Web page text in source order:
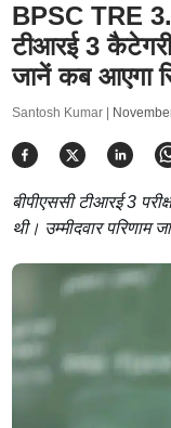
BPSC TRE
टीआरई 3
जानें कब आएगा
Santosh Kumar |
बीपीएससी टीआरई 3
थी। उम्मीदवार